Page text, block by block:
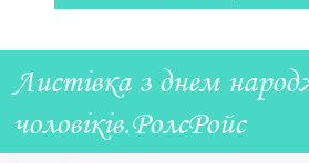
Листівка з днем
чоловіків.РолсРойс